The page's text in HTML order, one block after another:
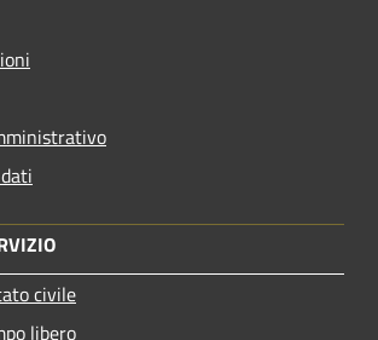
civile
libero